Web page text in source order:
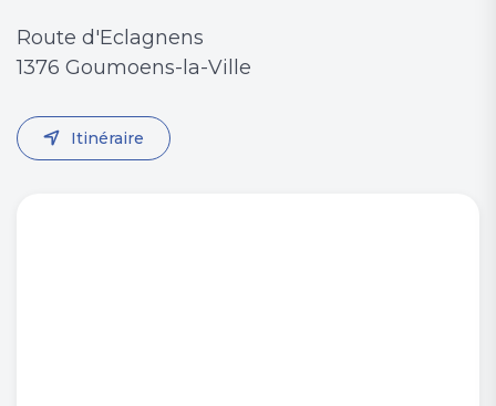
Route d'Eclagnens
1376 Goumoens-la-Ville
Itinéraire